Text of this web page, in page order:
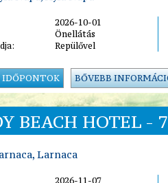
2026-10-01
Önellátás
Repülővel
IDŐPONTOK BŐVEBB
BEACH HOTEL -
Larnaca
2026-11-07